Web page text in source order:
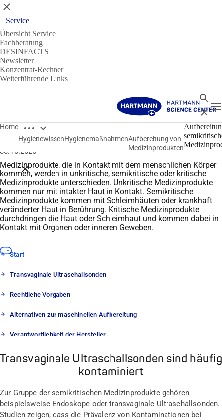
Schließen
Service
Übersicht Service
Fachberatung
DESINFACTS
Newsletter
Konzentrat-Rechner
Weiterführende Links
Suche
Home Breadcrumbs öffnen
Breadcrumbs schließen
HygienewissenHygienemaßnahmenAufbereitung von
Medizinprodukten
Aufbereitung semikritischer Medizinprodukte
30.10.2025
Medizinprodukte, die in Kontakt mit dem menschlichen Körper
kommen, werden in unkritische, semikritische oder kritische
Medizinprodukte unterschieden. Unkritische Medizinprodukte
kommen nur mit intakter Haut in Kontakt. Semikritische
Medizinprodukte kommen mit Schleimhäuten oder krankhaft
veränderter Haut in Berührung. Kritische Medizinprodukte
durchdringen die Haut oder Schleimhaut und kommen dabei in
Kontakt mit Organen oder inneren Geweben.
Start
Transvaginale Ultraschallsonden
Rechtliche Vorgaben
Alternativen zur maschinellen Aufbereitung
Verantwortlichkeit der Hersteller
Transvaginale Ultraschallsonden sind häufig
kontaminiert
Zur Gruppe der semikritischen Medizinprodukte gehören
beispielsweise Endoskope oder transvaginale Ultraschallsonden.
Studien zeigen, dass die Prävalenz von Kontaminationen bei